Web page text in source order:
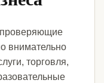
проверяющие
внимательно
торговля,